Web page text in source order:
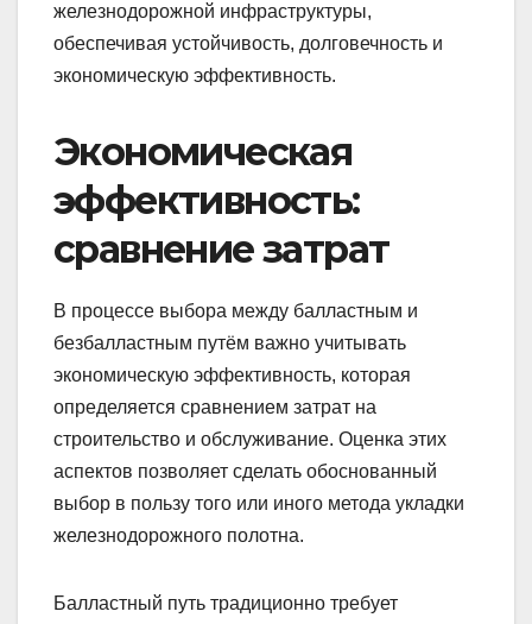
железнодорожной инфраструктуры,
обеспечивая устойчивость, долговечность и
экономическую эффективность.
Экономическая
эффективность:
сравнение затрат
В процессе выбора между балластным и
безбалластным путём важно учитывать
экономическую эффективность, которая
определяется сравнением затрат на
строительство и обслуживание. Оценка этих
аспектов позволяет сделать обоснованный
выбор в пользу того или иного метода укладки
железнодорожного полотна.
Балластный путь традиционно требует